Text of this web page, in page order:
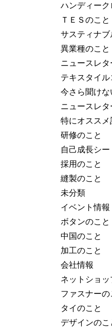
ハンディー
ＴＥＳのこと
サスティナブ
異業種のこと
ニュースレ
テキスタイル
今さら聞け
ニュースレタ
特にオススメ
研修のこと
自己成長シー
採用のこと
縫製のこと
未分類
イベント情報
ボタンのこと
中国のこと
加工のこと
会社情報
ネットショッ
ファスナーの
タイのこと
デザインのこ